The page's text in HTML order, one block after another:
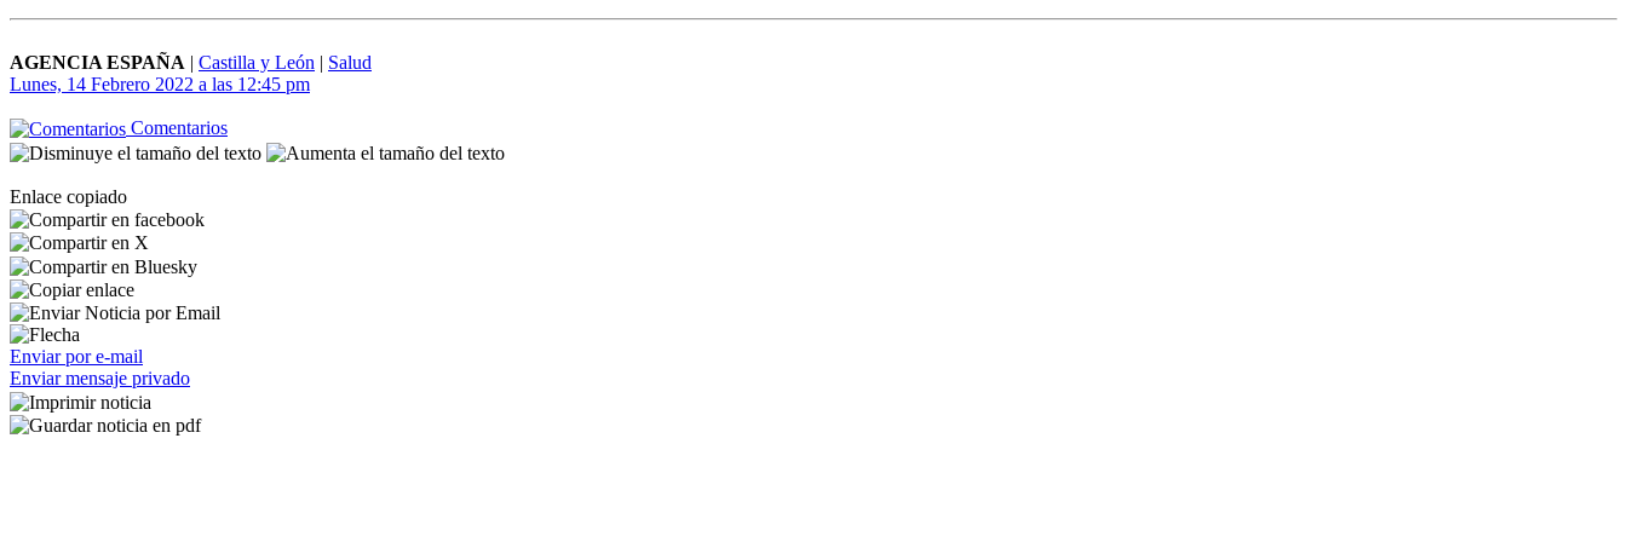
AGENCIA ESPAÑA | Castilla y León | Salud
Lunes, 14 Febrero 2022 a las 12:45 pm
Comentarios
Enlace copiado
Enviar por e-mail
Enviar mensaje privado